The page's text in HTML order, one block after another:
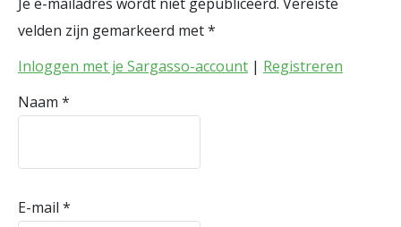
velden zijn gemarkeerd met*
Inloggen met je Sargasso-account | Registreren
Naam *
E-mail *